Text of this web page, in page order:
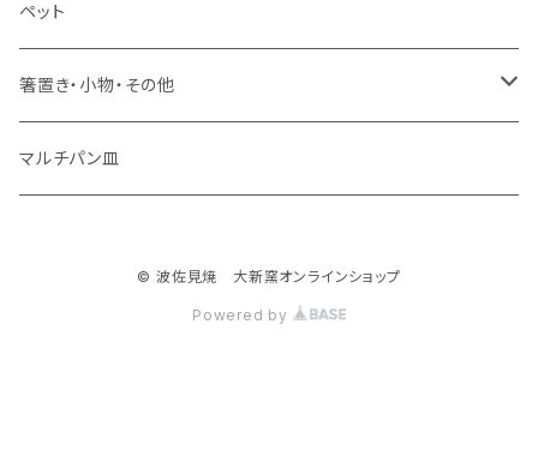
ペット
箸置き・小物・その他
・箸置き
マルチパン皿
© 波佐見焼 大新窯オンラインショップ
Powered by